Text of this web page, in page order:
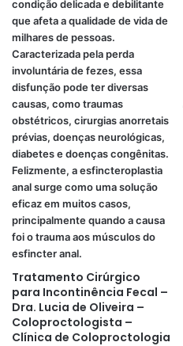
Tratamento Cirúrgico
para Incontinência Fecal –
Dra. Lucia de Oliveira –
Coloproctologista –
Clínica de Coloproctologia